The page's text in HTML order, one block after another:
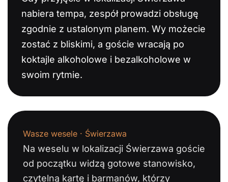
nabiera tempa, zespół prowadzi obsługę
zgodnie z ustalonym planem. Wy możecie
zostać z bliskimi, a goście wracają po
koktajle alkoholowe i bezalkoholowe w
swoim rytmie.
Wasze wesele · Świerzawa
Na weselu w lokalizacji Świerzawa goście
od początku widzą gotowe stanowisko,
czytelną kartę i barmanów, którzy